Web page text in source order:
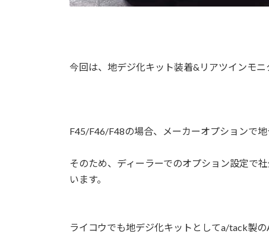
今回は、地デジ化キット装着&リアツインモニ
F45/F46/F48の場合、メーカーオプションで
そのため、ディーラーでのオプション設定で
います。
ライコウでも地デジ化キットとしてa/tack製